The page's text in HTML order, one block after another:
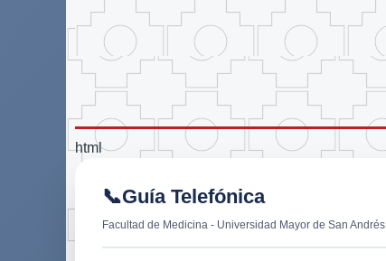
html
Guía Telefónica
Facultad de Medicina - Universidad Mayor de San Andrés